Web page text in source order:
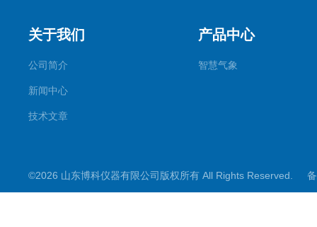
关于我们
公司简介
新闻中心
技术文章
产品中心
智慧气象
©2026 山东博科仪器有限公司版权所有 All Rights Reserved.